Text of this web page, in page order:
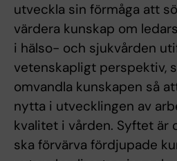
utveckla sin förmåga att
värdera kunskap om
i hälso- och sjukvården
vetenskapligt perspektiv,
omvandla kunskapen så
nytta i utvecklingen av
kvalitet i vården. Syftet är
ska förvärva fördjupade